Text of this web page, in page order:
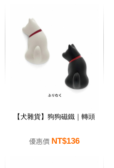
【犬雜貨】狗狗磁鐵｜轉頭
優惠價 NT$136